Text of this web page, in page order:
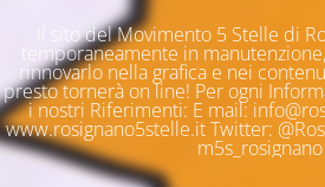
Il sito del Movimento 5 Stelle di
temporaneamente in
rinnovarlo nella grafica e nei
presto tornerà on line! Per ogni
i nostri Riferimenti: E mail:
www.rosignano5stelle.it Twitter: